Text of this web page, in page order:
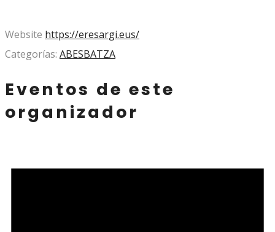
Website https://eresargi.eus/
Categorías: ABESBATZA
Eventos de este
organizador